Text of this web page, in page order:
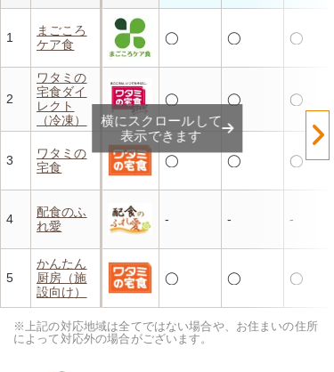
1
まごころ
ケア食
◯ ◯ ◯
2
ワタミの
宅食ダイ
レクト
（冷凍）
◯ ◯ ◯
3
ワタミの
宅食
◯ ◯ ◯
4
配食のふ
れ愛
- - -
5
かんたん
厨房（施
設向け）
◯ ◯ ◯
横にスクロールして
表示できます
※上記の対応地域は全てではない場合や、お住まいの住所
によって対応外の場合がございます。